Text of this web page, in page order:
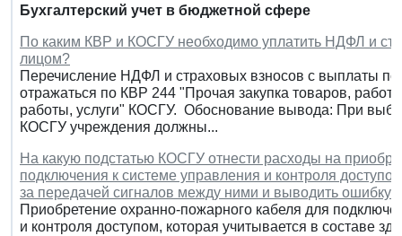
Бухгалтерский учет в бюджетной сфере
По каким КВР и КОСГУ необходимо уплатить НДФЛ и
лицом?
Перечисление НДФЛ и страховых взносов с выплаты
отражаться по КВР 244 "Прочая закупка товаров, работ
работы, услуги" КОСГУ. Обоснование вывода: При
КОСГУ учреждения должны...
На какую подстатью КОСГУ отнести расходы на
подключения к системе управления и контроля
за передачей сигналов между ними и выводить
Приобретение охранно-пожарного кабеля для
и контроля доступом, которая учитывается в составе